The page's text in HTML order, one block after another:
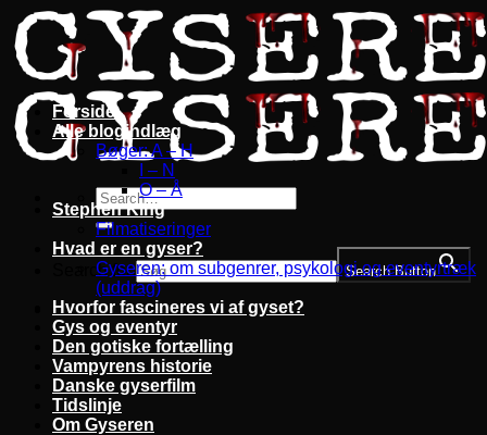
Fortsæt
til
indhold
Search for: Search Button
Forside
Alle blogindlæg
Bøger: A – H
I – N
O – Å
Stephen King
Filmatiseringer
Hvad er en gyser?
Gyseren: om subgenrer, psykologi og eventyrtræk
(uddrag)
Hvorfor fascineres vi af gyset?
Gys og eventyr
Den gotiske fortælling
Vampyrens historie
Danske gyserfilm
Tidslinje
Om Gyseren